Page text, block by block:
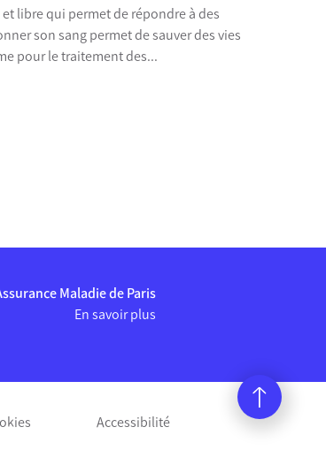
pour le traitement des...
Maladie de Paris
En savoir plus
Accessibilité